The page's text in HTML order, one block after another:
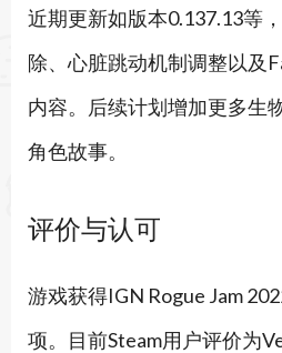
近期更新如版本0.137.13等
除、心脏跳动机制调整以及
内容。后续计划增加更多生
角色故事。
评价与认可
游戏获得IGN Rogue Jam
项。目前Steam用户评价为